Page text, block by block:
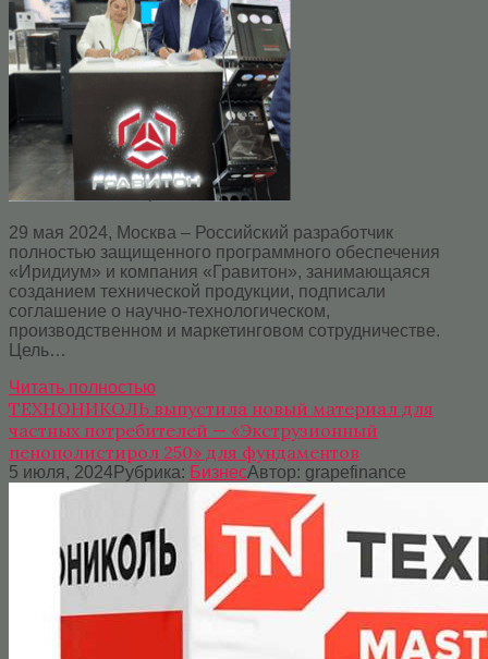
29 мая 2024, Москва – Российский разработчик
полностью защищенного программного обеспечения
«Иридиум» и компания «Гравитон», занимающаяся
созданием технической продукции, подписали
соглашение о научно-технологическом,
производственном и маркетинговом сотрудничестве.
Цель…
Читать полностью
ТЕХНОНИКОЛЬ выпустила новый материал для
частных потребителей — «Экструзионный
пенополистирол 250» для фундаментов
5 июля, 2024Рубрика: БизнесАвтор: grapefinance